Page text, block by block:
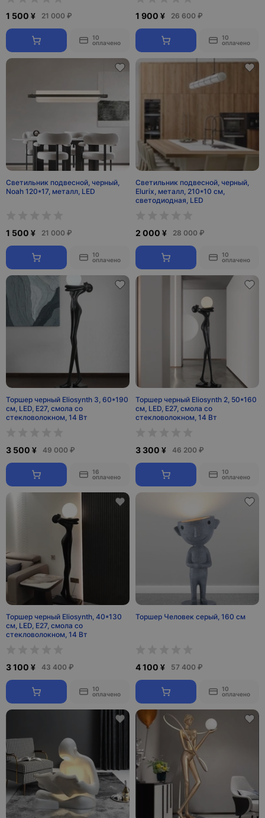
1 500 ¥ 21 000 ₽
10
оплачено
1 900 ¥ 26 600 ₽
10
оплачено
Светильник подвесной, черный,
Noah 120*17, металл, LED
1 500 ¥ 21 000 ₽
10
оплачено
Светильник подвесной, черный,
Elurix, металл, 210*10 см,
светодиодная, LED
2 000 ¥ 28 000 ₽
10
оплачено
Торшер черный Eliosynth 3, 60*190
см, LED, Е27, смола со
стекловолокном, 14 Вт
3 500 ¥ 49 000 ₽
16
оплачено
Торшер черный Eliosynth 2, 50*160
см, LED, Е27, смола со
стекловолокном, 14 Вт
3 300 ¥ 46 200 ₽
10
оплачено
Торшер черный Eliosynth, 40*130
см, LED, Е27, смола со
стекловолокном, 14 Вт
3 100 ¥ 43 400 ₽
10
оплачено
Торшер Человек серый, 160 см
4 100 ¥ 57 400 ₽
10
оплачено